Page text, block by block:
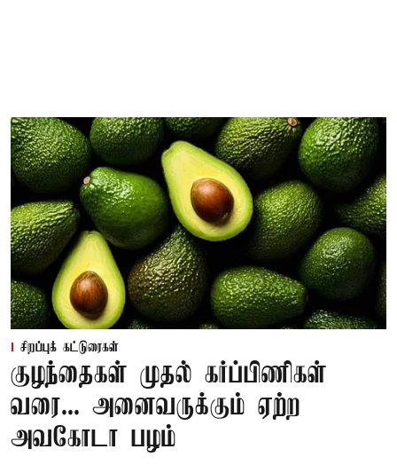
சிறப்புக் கட்டுரைகள்
குழந்தைகள் முதல் கர்ப்பிணிகள்
வரை... அனைவருக்கும் ஏற்ற
அவகோடா பழம்